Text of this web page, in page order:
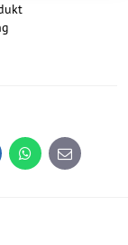
WhatsApp
E-
mail